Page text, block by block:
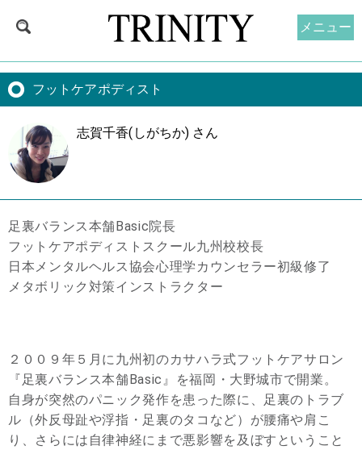
フットケアポディスト
志賀千香(しがちか) さん
足裏バランス本舗Basic院長
フットケアポディストスクール九州校校長
日本メンタルヘルス協会心理学カウンセラー初級修了
メタボリック対策インストラクター
２００９年５月に九州初のカサハラ式フットケアサロン
『足裏バランス本舗Basic』を福岡・大野城市で開業。
自身が突然のパニック発作を患った際に、足裏のトラブ
ル（外反母趾や浮指・足裏のタコなど）が腰痛や肩こ
り、さらには自律神経にまで悪影響を及ぼすということ
メニュー